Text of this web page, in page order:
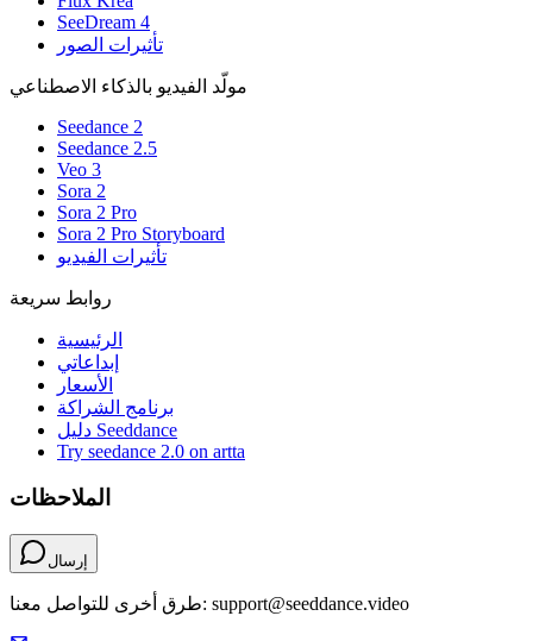
SeeDream 4
تأثيرات الصور
مولّد الفيديو بالذكاء الاصطناعي
Seedance 2
Seedance 2.5
Veo 3
Sora 2
Sora 2 Pro
Sora 2 Pro Storyboard
تأثيرات الفيديو
روابط سريعة
الرئيسية
إبداعاتي
الأسعار
برنامج الشراكة
دليل Seeddance
Try seedance 2.0 on artta
الملاحظات
إرسال
طرق أخرى للتواصل معنا: support@seeddance.video